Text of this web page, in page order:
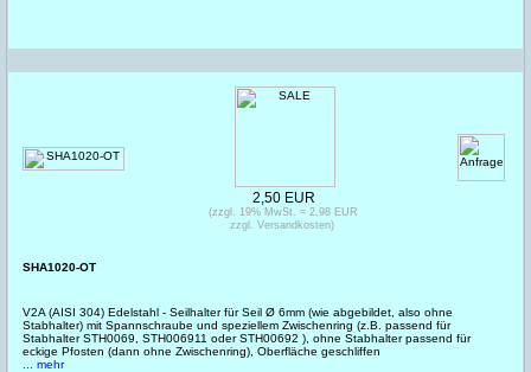
SHA1020-OT
V2A (AISI 304) Edelstahl - Seilhalter für Seil Ø 6mm (wie abgebildet, also ohne
Stabhalter) mit Spannschraube und speziellem Zwischenring (z.B. passend für
Stabhalter STH0069, STH006911 oder STH00692 ), ohne Stabhalter passend für
eckige Pfosten (dann ohne Zwischenring), Oberfläche geschliffen
... mehr
2,50 EUR
(zzgl. 19% MwSt. = 2,98 EUR
zzgl. Versandkosten)